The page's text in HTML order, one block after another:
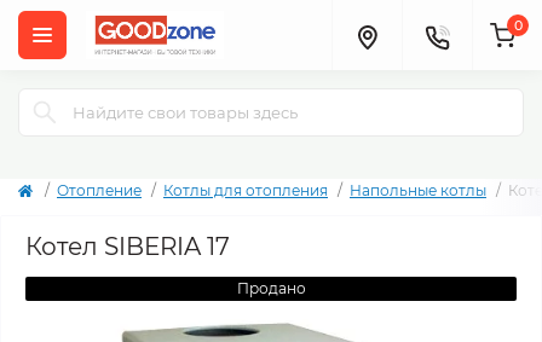
0
Отопление Котлы для отопления Напольные котлы
Котел SIBERIA 17
Продано